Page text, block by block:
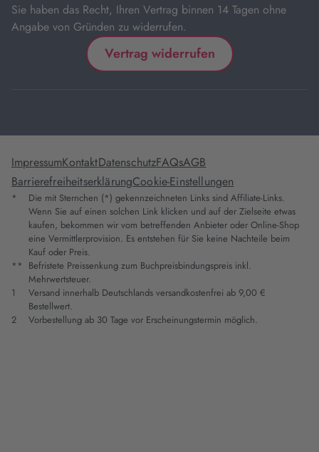
Sie haben das Recht, Ihren Vertrag binnen 14 Tagen ohne
Angabe von Gründen zu widerrufen.
Vertrag widerrufen
ImpressumKontaktDatenschutzFAQsAGB
BarrierefreiheitserklärungCookie-Einstellungen
*
Die mit Sternchen (*) gekennzeichneten Links sind Affiliate-Links.
Wenn Sie auf einen solchen Link klicken und auf der Zielseite etwas
kaufen, bekommen wir vom betreffenden Anbieter oder Online-Shop
eine Vermittlerprovision. Es entstehen für Sie keine Nachteile beim
Kauf oder Preis.
** Befristete Preissenkung zum Buchpreisbindungspreis inkl.
Mehrwertsteuer.
1
Versand innerhalb Deutschlands versandkostenfrei ab 9,00 €
Bestellwert.
2
Vorbestellung ab 30 Tage vor Erscheinungstermin möglich.